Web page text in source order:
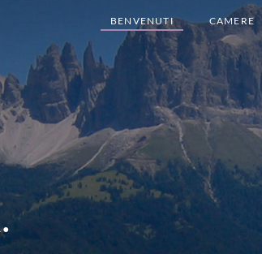
BENVENUTI CAMERE